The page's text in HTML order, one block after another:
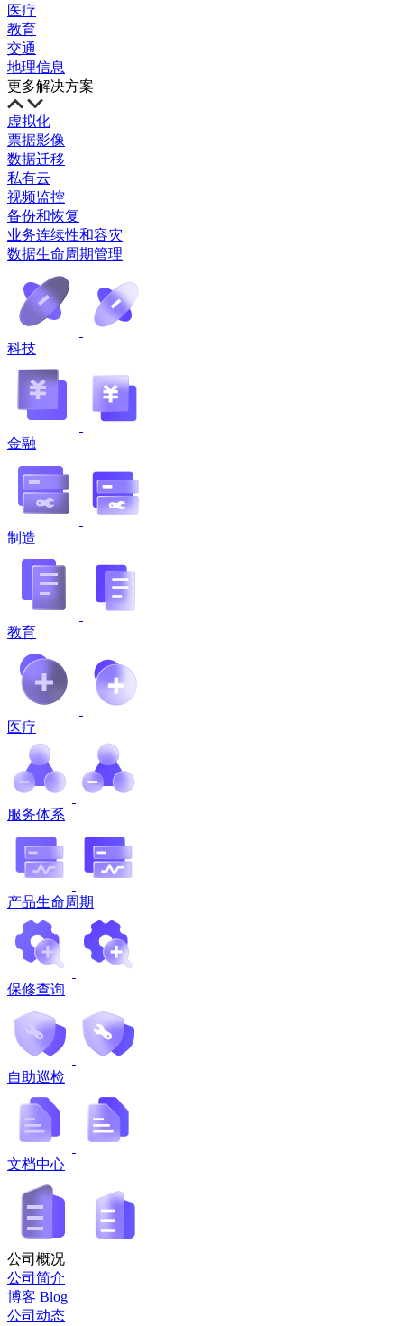
医疗
教育
交通
地理信息
更多解决方案
虚拟化
票据影像
数据迁移
私有云
视频监控
备份和恢复
业务连续性和容灾
数据生命周期管理
科技
金融
制造
教育
医疗
服务体系
产品生命周期
保修查询
自助巡检
文档中心
公司概况
公司简介
博客 Blog
公司动态